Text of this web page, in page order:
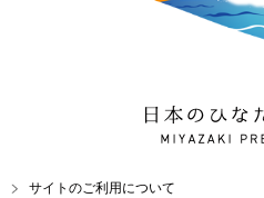
日本のひなた 宮
MIYAZAKI
サイトのご利用について